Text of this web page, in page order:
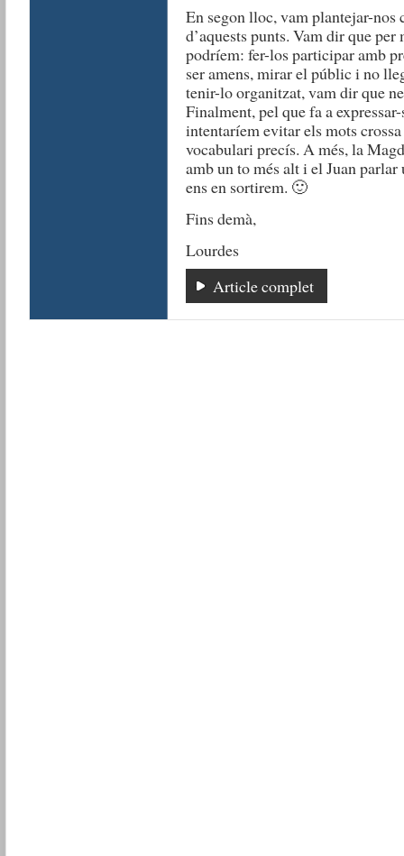
En segon lloc, vam plantejar-
d’aquests punts. Vam dir que
podríem: fer-los participar amb
ser amens, mirar el públic i no
tenir-lo organitzat, vam dir que
Finalment, pel que fa a
intentaríem evitar els mots
vocabulari precís. A més, la
amb un to més alt i el Juan
ens en sortirem. 🙂
Fins demà,
Lourdes
Article complet